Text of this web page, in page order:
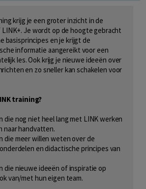
krijg je een groter inzicht in de
Je wordt op de hoogte gebracht
basisprincipes en je krijgt de
informatie aangereikt voor een
les. Ook krijg je nieuwe ideeën over
en zo sneller kan schakelen voor
training?
die nog niet heel lang met LINK werken
naar handvatten.
die meer willen weten over de
en didactische principes van
die nieuwe ideeën of inspiratie op
van/met hun eigen team.